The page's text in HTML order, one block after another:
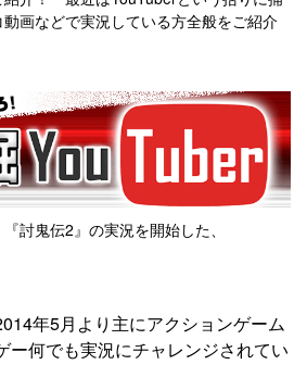
画などで実況している方全般をご紹介
討鬼伝2』の実況を開始した、
年5月より主にアクションゲーム
ー何でも実況にチャレンジされてい